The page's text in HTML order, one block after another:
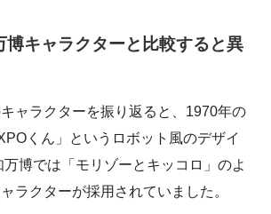
キャラクターと比較すると異
ャラクターを振り返ると、1970年の
くん」というロボット風のデザイ
博では「モリゾーとキッコロ」のよ
ラクターが採用されていました。